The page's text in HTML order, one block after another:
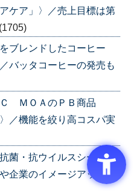
ケア」〉／売上目標は第
(1705)
ブレンドしたコーヒー
バッタコーヒーの発売も
ＭＯＡのＰＢ商品
／機能を絞り高コスパ実
菌・抗ウイルスシート
企業のイメージアップに